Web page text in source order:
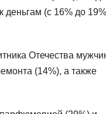
деньгам (с 16% до
Отечества
(14%), а также